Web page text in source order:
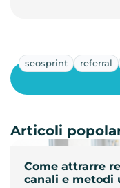
seosprint referral
Come attrarre
canali e metodi
Articoli